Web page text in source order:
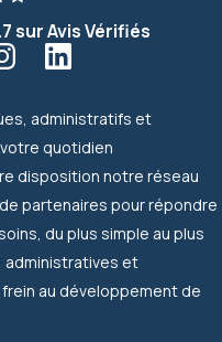
sur Avis Vérifiés
administratifs et
quotidien
disposition notre réseau
partenaires pour répondre
du plus simple au plus
administratives et
au développement de